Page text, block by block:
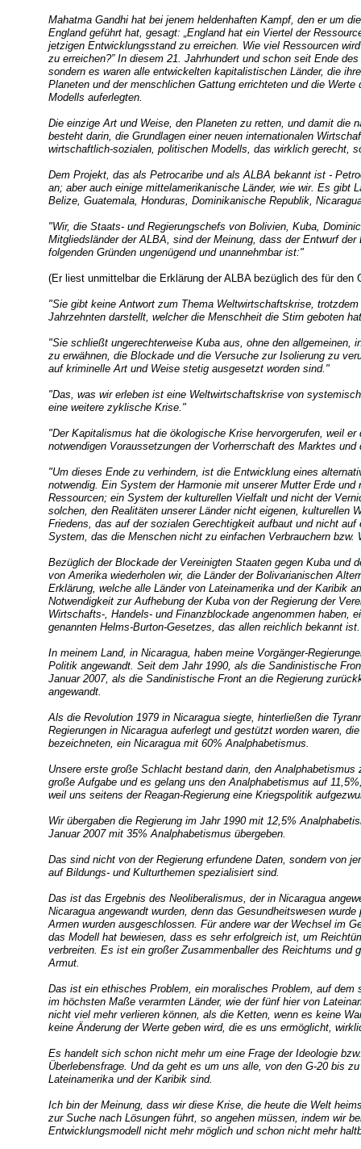
Mahatma Gandhi hat bei jenem heldenhaften Kampf, den er um
England geführt hat, gesagt: „England hat ein Viertel der
jetzigen Entwicklungsstand zu erreichen. Wie viel Ressourcen
zu erreichen?” In diesem 21. Jahrhundert und schon seit Ende
sondern es waren alle entwickelten kapitalistischen Länder, die
Planeten und der menschlichen Gattung errichteten und die
Modells auferlegten.
Die einzige Art und Weise, den Planeten zu retten, und damit die
besteht darin, die Grundlagen einer neuen internationalen
wirtschaftlich-sozialen, politischen Modells, das wirklich gerecht,
Dem Projekt, das als Petrocaribe und als ALBA bekannt ist -
an; aber auch einige mittelamerikanische Länder, wie wir. Es gibt
Belize, Guatemala, Honduras, Dominikanische Republik,
"Wir, die Staats- und Regierungschefs von Bolivien, Kuba,
Mitgliedsländer der ALBA, sind der Meinung, dass der Entwurf
folgenden Gründen ungenügend und unannehmbar ist:"
(Er liest unmittelbar die Erklärung der ALBA bezüglich des für den
"Sie gibt keine Antwort zum Thema Weltwirtschaftskrise,
Jahrzehnten darstellt, welcher die Menschheit die Stirn geboten
"Sie schließt ungerechterweise Kuba aus, ohne den allgemeinen,
zu erwähnen, die Blockade und die Versuche zur Isolierung zu
auf kriminelle Art und Weise stetig ausgesetzt worden sind."
"Das, was wir erleben ist eine Weltwirtschaftskrise von
eine weitere zyklische Krise."
"Der Kapitalismus hat die ökologische Krise hervorgerufen, weil
notwendigen Voraussetzungen der Vorherrschaft des Marktes
"Um dieses Ende zu verhindern, ist die Entwicklung eines
notwendig. Ein System der Harmonie mit unserer Mutter Erde und
Ressourcen; ein System der kulturellen Vielfalt und nicht der
solchen, den Realitäten unserer Länder nicht eigenen, kulturellen
Friedens, das auf der sozialen Gerechtigkeit aufbaut und nicht
System, das die Menschen nicht zu einfachen Verbrauchern bzw.
Bezüglich der Blockade der Vereinigten Staaten gegen Kuba und
von Amerika wiederholen wir, die Länder der Bolivarianischen
Erklärung, welche alle Länder von Lateinamerika und der Karibik
Notwendigkeit zur Aufhebung der Kuba von der Regierung der
Wirtschafts-, Handels- und Finanzblockade angenommen haben,
genannten Helms-Burton-Gesetzes, das allen reichlich bekannt ist.
In meinem Land, in Nicaragua, haben meine Vorgänger-
Politik angewandt. Seit dem Jahr 1990, als die Sandinistische
Januar 2007, als die Sandinistische Front an die Regierung
angewandt.
Als die Revolution 1979 in Nicaragua siegte, hinterließen die
Regierungen in Nicaragua auferlegt und gestützt worden waren,
bezeichneten, ein Nicaragua mit 60% Analphabetismus.
Unsere erste große Schlacht bestand darin, den
große Aufgabe und es gelang uns den Analphabetismus auf
weil uns seitens der Reagan-Regierung eine Kriegspolitik
Wir übergaben die Regierung im Jahr 1990 mit 12,5%
Januar 2007 mit 35% Analphabetismus übergeben.
Das sind nicht von der Regierung erfundene Daten, sondern von
auf Bildungs- und Kulturthemen spezialisiert sind.
Das ist das Ergebnis des Neoliberalismus, der in Nicaragua
Nicaragua angewandt wurden, denn das Gesundheitswesen
Armen wurden ausgeschlossen. Für andere war der Wechsel im
das Modell hat bewiesen, dass es sehr erfolgreich ist, um
verbreiten. Es ist ein großer Zusammenballer des Reichtums und
Armut.
Das ist ein ethisches Problem, ein moralisches Problem, auf dem
im höchsten Maße verarmten Länder, wie der fünf hier von
nicht viel mehr verlieren können, als die Ketten, wenn es keine
keine Änderung der Werte geben wird, die es uns ermöglicht,
Es handelt sich schon nicht mehr um eine Frage der Ideologie
Überlebensfrage. Und da geht es um uns alle, von den G-20 bis
Lateinamerika und der Karibik sind.
Ich bin der Meinung, dass wir diese Krise, die heute die Welt
zur Suche nach Lösungen führt, so angehen müssen, indem wir
Entwicklungsmodell nicht mehr möglich und schon nicht mehr